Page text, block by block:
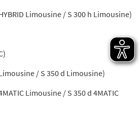
Limousine / S 300 h Limousine)
/ S 350 d Limousine)
Limousine / S 350 d 4MATIC